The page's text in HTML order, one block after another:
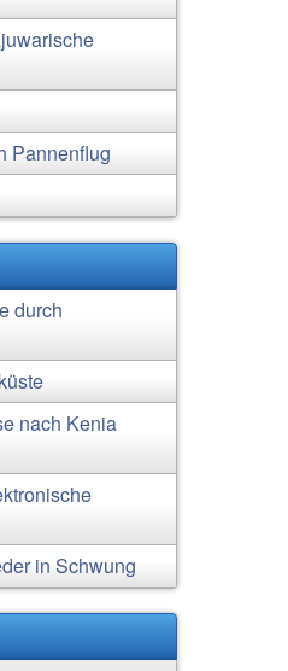
Pannenflug
durch
nach Kenia
in Schwung